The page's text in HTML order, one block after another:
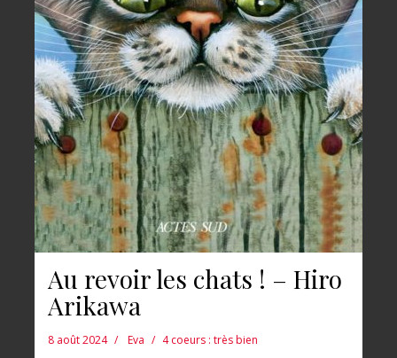
Au revoir les chats ! – Hiro
Arikawa
8 août 2024 Eva 4 coeurs : très bien